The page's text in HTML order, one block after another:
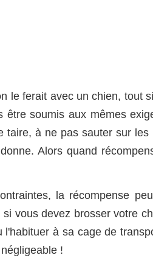
le ferait avec un chien, tout
soumis aux mêmes
taire, à ne pas sauter sur
Alors quand
la récompense
vous devez brosser votre
l'habituer à sa cage de
!